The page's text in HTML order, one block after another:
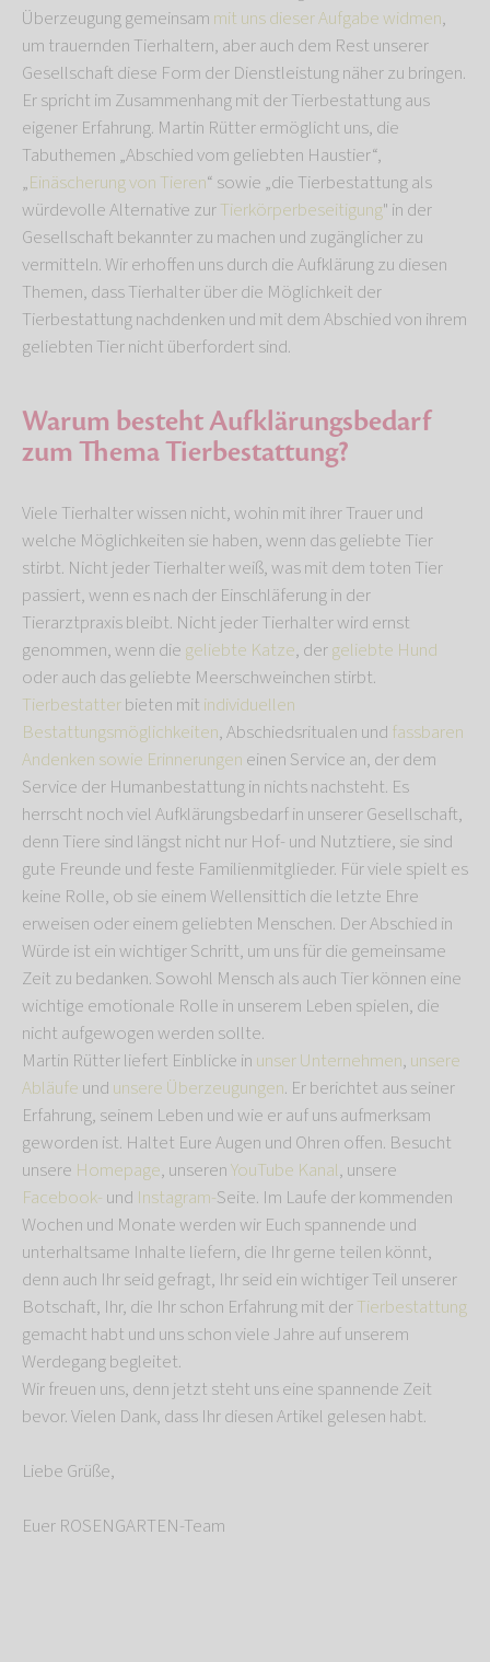
Überzeugung gemeinsam mit uns dieser Aufgabe widmen,
um trauernden Tierhaltern, aber auch dem Rest unserer
Gesellschaft diese Form der Dienstleistung näher zu bringen.
Er spricht im Zusammenhang mit der Tierbestattung aus
eigener Erfahrung. Martin Rütter ermöglicht uns, die
Tabuthemen „Abschied vom geliebten Haustier“,
„Einäscherung von Tieren“ sowie „die Tierbestattung als
würdevolle Alternative zurTierkörperbeseitigung" in der
Gesellschaft bekannter zu machen und zugänglicher zu
vermitteln. Wir erhoffen uns durch die Aufklärung zu diesen
Themen, dass Tierhalter über die Möglichkeit der
Tierbestattung nachdenken und mit dem Abschied von ihrem
geliebten Tier nicht überfordert sind.
Warum besteht Aufklärungsbedarf
zum Thema Tierbestattung?
Viele Tierhalter wissen nicht, wohin mit ihrer Trauer und
welche Möglichkeiten sie haben, wenn das geliebte Tier
stirbt. Nicht jeder Tierhalter weiß, was mit dem toten Tier
passiert, wenn es nach der Einschläferung in der
Tierarztpraxis bleibt. Nicht jeder Tierhalter wird ernst
genommen, wenn die geliebte Katze, dergeliebte Hund
oder auch das geliebte Meerschweinchen stirbt.
Tierbestatterbieten mit individuellen
Bestattungsmöglichkeiten, Abschiedsritualen und fassbaren
Andenken sowie Erinnerungen einen Service an, der dem
Service der Humanbestattung in nichts nachsteht. Es
herrscht noch viel Aufklärungsbedarf in unserer Gesellschaft,
denn Tiere sind längst nicht nur Hof- und Nutztiere, sie sind
gute Freunde und feste Familienmitglieder. Für viele spielt es
keine Rolle, ob sie einem Wellensittich die letzte Ehre
erweisen oder einem geliebten Menschen. Der Abschied in
Würde ist ein wichtiger Schritt, um uns für die gemeinsame
Zeit zu bedanken. Sowohl Mensch als auch Tier können eine
wichtige emotionale Rolle in unserem Leben spielen, die
nicht aufgewogen werden sollte.
Martin Rütter liefert Einblicke in unser Unternehmen, unsere
Abläufe und unsere Überzeugungen. Er berichtet aus seiner
Erfahrung, seinem Leben und wie er auf uns aufmerksam
geworden ist. Haltet Eure Augen und Ohren offen. Besucht
unsere Homepage, unserenYouTube Kanal, unsere
Facebook- und Instagram-Seite. Im Laufe der kommenden
Wochen und Monate werden wir Euch spannende und
unterhaltsame Inhalte liefern, die Ihr gerne teilen könnt,
denn auch Ihr seid gefragt, Ihr seid ein wichtiger Teil unserer
Botschaft, Ihr, die Ihr schon Erfahrung mit derTierbestattung
gemacht habt und uns schon viele Jahre auf unserem
Werdegang begleitet.
Wir freuen uns, denn jetzt steht uns eine spannende Zeit
bevor. Vielen Dank, dass Ihr diesen Artikel gelesen habt.
Liebe Grüße,
Euer ROSENGARTEN-Team